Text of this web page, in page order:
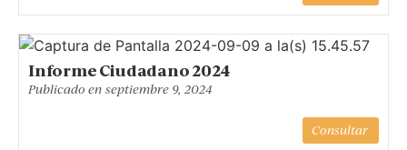
Informe Ciudadano 2024
Publicado en septiembre 9, 2024
Consultar